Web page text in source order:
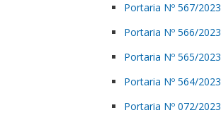
Portaria Nº 567/2023
Portaria Nº 566/2023
Portaria Nº 565/2023
Portaria Nº 564/2023
Portaria Nº 072/2023